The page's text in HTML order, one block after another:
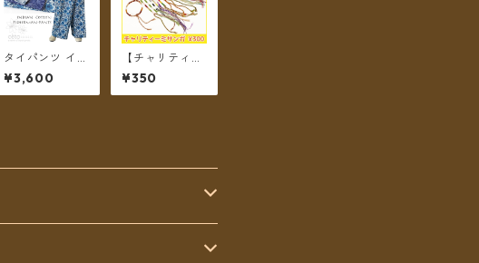
タイパンツ イン
ド綿 インド更紗
no.13 ネイビー
&モノトーン フ
料】
¥3,600
【チャリティー
商品】チェトch
anのチャリティ
ーミサンガ
¥350